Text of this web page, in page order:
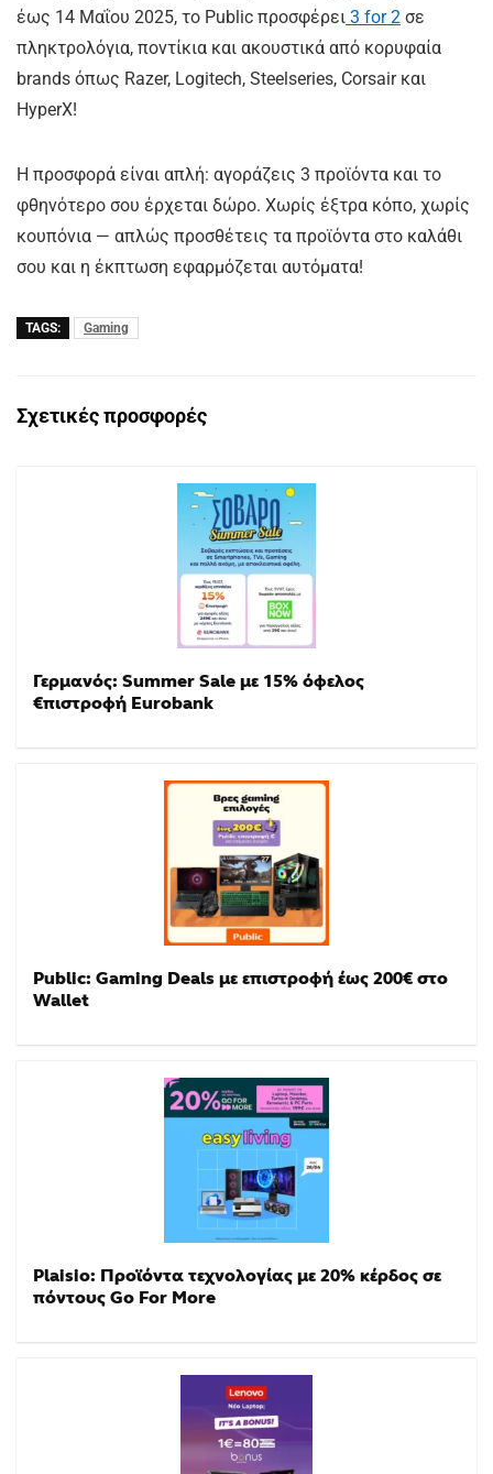
έως 14 Μαΐου 2025, το Public προσφέρει 3 for 2 σε
πληκτρολόγια, ποντίκια και ακουστικά από κορυφαία
brands όπως Razer, Logitech, Steelseries, Corsair και
HyperX!
Η προσφορά είναι απλή: αγοράζεις 3 προϊόντα και το
φθηνότερο σου έρχεται δώρο. Χωρίς έξτρα κόπο, χωρίς
κουπόνια — απλώς προσθέτεις τα προϊόντα στο καλάθι
σου και η έκπτωση εφαρμόζεται αυτόματα!
TAGS: Gaming
Σχετικές προσφορές
Γερμανός: Summer Sale με 15% όφελος
€πιστροφή Eurobank
Public: Gaming Deals με επιστροφή έως 200€ στο
Wallet
Plaisio: Προϊόντα τεχνολογίας με 20% κέρδος σε
πόντους Go For More